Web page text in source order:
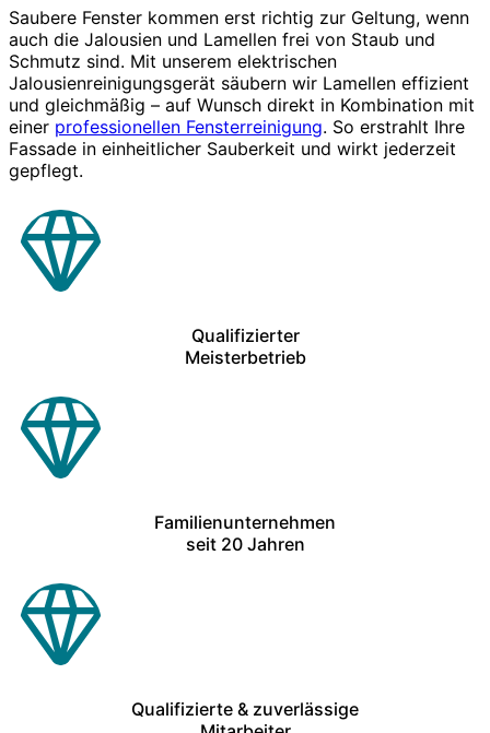
Saubere Fenster kommen erst richtig zur Geltung, wenn
auch die Jalousien und Lamellen frei von Staub und
Schmutz sind. Mit unserem elektrischen
Jalousienreinigungsgerät säubern wir Lamellen effizient
und gleichmäßig – auf Wunsch direkt in Kombination mit
einer professionellen Fensterreinigung. So erstrahlt Ihre
Fassade in einheitlicher Sauberkeit und wirkt jederzeit
gepflegt.
Qualifizierter
Meisterbetrieb
Familienunternehmen
seit 20 Jahren
Qualifizierte & zuverlässige